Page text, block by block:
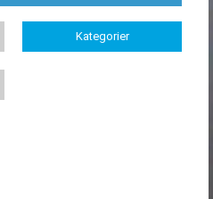
Kategorier